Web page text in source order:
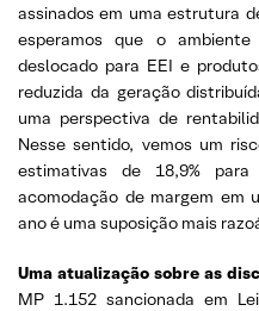
assinados em uma estrutura
esperamos que o
deslocado para EEI e
reduzida da geração
uma perspectiva de
Nesse sentido, vemos um
estimativas de 18,9%
acomodação de margem em
ano é uma suposição mais
Uma atualização sobre as
MP 1.152 sancionada em